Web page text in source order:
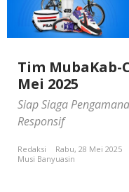
Tim MubaKab-
Mei 2025
Siap Siaga
Responsif
Redaksi
Rabu, 28 Mei 2025
Musi Banyuasin